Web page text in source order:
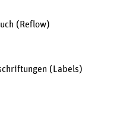
(Reflow)
(Labels)